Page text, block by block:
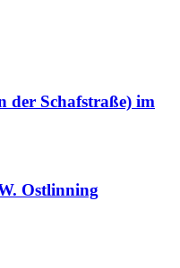
der Schafstraße) im
Ostlinning